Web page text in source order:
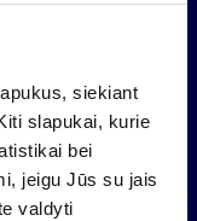
siekiant
slapukai, kurie
bei
jeigu Jūs su jais
valdyti
Akcijos,
prijungimo
Vilniaus
išleisti